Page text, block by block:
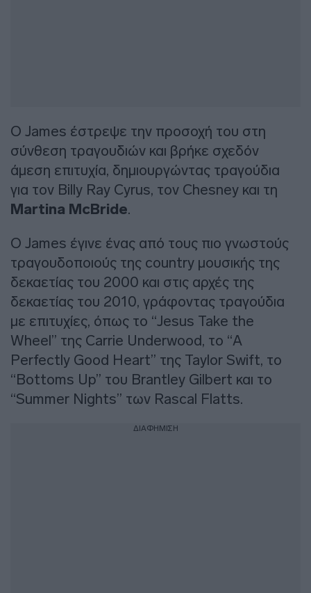
Ο James έστρεψε την προσοχή του στη
σύνθεση τραγουδιών και βρήκε σχεδόν
άμεση επιτυχία, δημιουργώντας τραγούδια
για τον Billy Ray Cyrus, τον Chesney και τη
Martina McBride.
Ο James έγινε ένας από τους πιο γνωστούς
τραγουδοποιούς της country μουσικής της
δεκαετίας του 2000 και στις αρχές της
δεκαετίας του 2010, γράφοντας τραγούδια
με επιτυχίες, όπως το “Jesus Take the
Wheel” της Carrie Underwood, το “A
Perfectly Good Heart” της Taylor Swift, το
“Bottoms Up” του Brantley Gilbert και το
“Summer Nights” των Rascal Flatts.
ΔΙΑΦΗΜΙΣΗ